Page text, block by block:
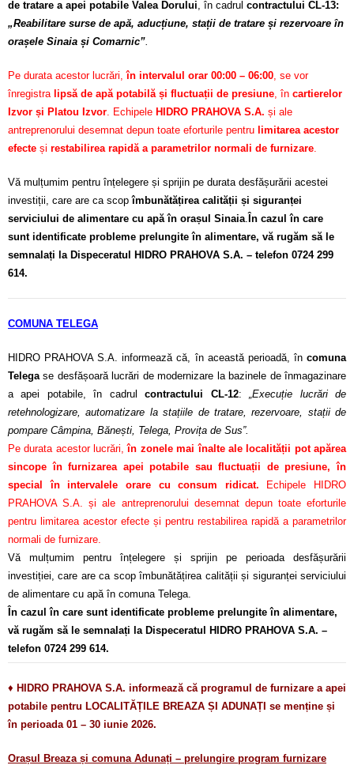
de tratare a apei potabile Valea Dorului, în cadrul contractului CL-13:
„Reabilitare surse de apă, aducțiune, stații de tratare și rezervoare în
orașele Sinaia și Comarnic”.
Pe durata acestor lucrări,în intervalul orar 00:00 – 06:00, se vor
înregistra lipsă de apă potabilă și fluctuații de presiune, în cartierelor
Izvor și Platou Izvor. Echipele HIDRO PRAHOVA S.A. și ale
antreprenorului desemnat depun toate eforturile pentru limitarea acestor
efecte și restabilirea rapidă a parametrilor normali de furnizare.
Vă mulțumim pentru înțelegere și sprijin pe durata desfășurării acestei
investiții, care are ca scopîmbunătățirea calității și siguranței
serviciului de alimentare cu apă în orașul Sinaia. În cazul în care
sunt identificate probleme prelungite în alimentare, vă rugăm să le
semnalați la Dispeceratul HIDRO PRAHOVA S.A. – telefon 0724 299
614.
COMUNA TELEGA
HIDRO PRAHOVA S.A. informează că, în această perioadă, încomuna
Telega se desfășoară lucrări de modernizare la bazinele de înmagazinare
a apei potabile, în cadrulcontractului CL-12: „Execuție lucrări de
retehnologizare, automatizare la stațiile de tratare, rezervoare, stații de
pompare Câmpina, Bănești, Telega, Provița de Sus”.
Pe durata acestor lucrări,în zonele mai înalte ale localității pot apărea
sincope în furnizarea apei potabile sau fluctuații de presiune, în
special în intervalele orare cu consum ridicat. Echipele HIDRO
PRAHOVA S.A. și ale antreprenorului desemnat depun toate eforturile
pentru limitarea acestor efecte și pentru restabilirea rapidă a parametrilor
normali de furnizare.
Vă mulțumim pentru înțelegere și sprijin pe perioada desfășurării
investiției, care are ca scop îmbunătățirea calității și siguranței serviciului
de alimentare cu apă în comuna Telega.
În cazul în care sunt identificate probleme prelungite în alimentare,
vă rugăm să le semnalați la Dispeceratul HIDRO PRAHOVA S.A. –
telefon 0724 299 614.
♦ HIDRO PRAHOVA S.A. informează că programul de furnizare a apei
potabile pentru LOCALITĂȚILE BREAZA ȘI ADUNAȚI se menține și
în perioada 01 – 30 iunie 2026.
Orașul Breaza și comuna Adunați – prelungire program furnizare